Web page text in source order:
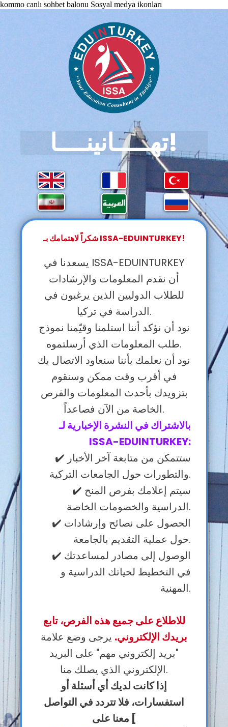
kommo canlı sohbet balonu Sosyal medya ikonları
تهـــــانينــــا!
شكراً لاهتمامك بـ ISSA-EDUINTURKEY!
يسعدنا في ISSA-EDUINTURKEY
أن نقدم المعلومات والإرشادات
للطلاب الدوليين الذين يرغبون في
الدراسة في تركيا.
نود أن نؤكد أننا استلمنا وقيّمنا نموذج
طلب المعلومات الذي أرسلتموه.
نود أن نعلمك بأننا سنعاود الاتصال بك
في أقرب وقت ممكن وسنقوم
بتزويدك بأحدث المعلومات والفرص
الخاصة من الآن فصاعداً.
بالاشتراك في النشرة الإخبارية لـ
ISSA-EDUINTURKEY:
✔️ ستتمكن من متابعة آخر الأخبار
والتطورات حول الجامعات التركية.
✔️ سيتم إعلامك بفرص المنح
الدراسية والخصومات الخاصة.
✔️ الحصول على نصائح وإرشادات
حول عملية التقديم بالجامعة.
✔️ الوصول إلى مصادر لمساعدتك
في التخطيط لحياتك الدراسية و
المهنية.
للاطلاع على جميع هذه الفرص، تابع
بريدك الإلكتروني. يرجى وضع علامة
"بريد إلكتروني مهم" على البريد
الإلكتروني الذي يصلك منا.
إذا كانت لديك أي أسئلة أو
استفسارات، فلا تتردد في التواصل
معنا على [